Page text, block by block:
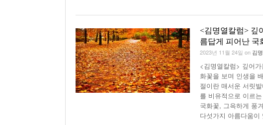
<김명열칼럼> 깊
름답게 피어난 국
2023년 11월 24일 on 김
<김명열칼럼> 깊어
화꽃을 보며 인생을
절이란 매서운 서릿
를 비유적으로 이르
국화꽃, 그윽하게 풍
다섯가지 아름다움이